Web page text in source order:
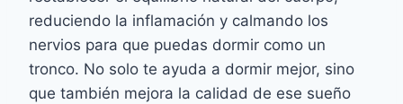
reduciendo la inflamación y calmando los
nervios para que puedas dormir como un
tronco. No solo te ayuda a dormir mejor, sino
que también mejora la calidad de ese sueño